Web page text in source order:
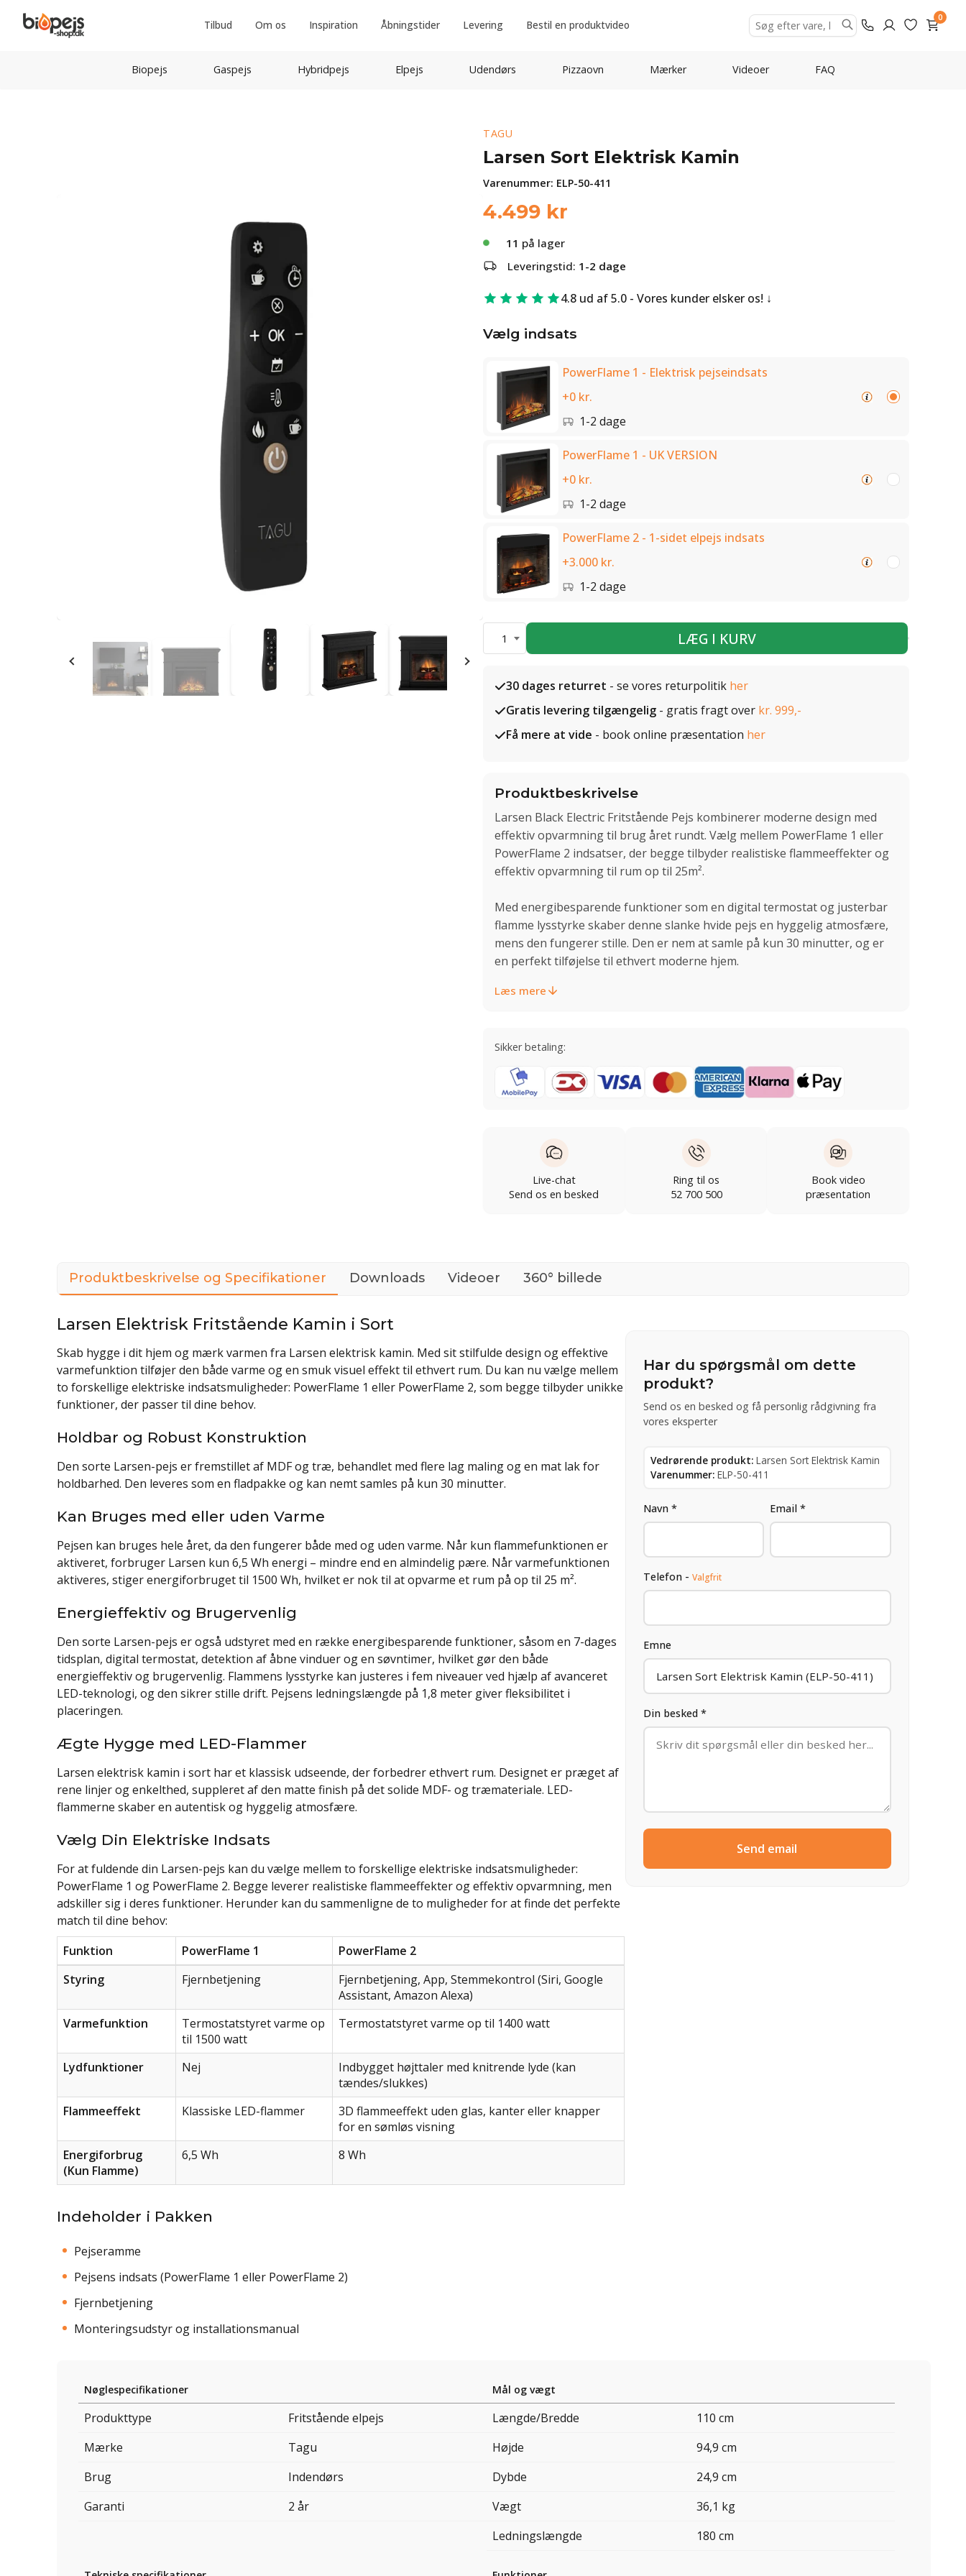
Tilbud Om os Inspiration Åbningstider Levering Bestil en produktvideo
0
Biopejs Gaspejs Hybridpejs Elpejs Udendørs Pizzaovn Mærker Videoer FAQ
TAGU
Larsen Sort Elektrisk Kamin
Varenummer: ELP-50-411
4.499 kr
11 på lager
Leveringstid: 1-2 dage
4.8 ud af 5.0 - Vores kunder elsker os!
Vælg indsats
PowerFlame 1 - Elektrisk pejseindsats
+0 kr.
1-2 dage
PowerFlame 1 - UK VERSION
+0 kr.
1-2 dage
PowerFlame 2 - 1-sidet elpejs indsats
+3.000 kr.
1-2 dage
1 LÆG I KURV
30 dages returret - se vores returpolitik her
Gratis levering tilgængelig - gratis fragt over kr. 999,-
Få mere at vide - book online præsentation her
Produktbeskrivelse
Larsen Black Electric Fritstående Pejs kombinerer moderne design med
effektiv opvarmning til brug året rundt. Vælg mellem PowerFlame 1 eller
PowerFlame 2 indsatser, der begge tilbyder realistiske flammeeffekter og
effektiv opvarmning til rum op til 25m².
Med energibesparende funktioner som en digital termostat og justerbar
flamme lysstyrke skaber denne slanke hvide pejs en hyggelig atmosfære,
mens den fungerer stille. Den er nem at samle på kun 30 minutter, og er
en perfekt tilføjelse til ethvert moderne hjem.
Læs mere
Sikker betaling:
Live-chat
Send os en besked
Ring til os
52 700 500
Book video
præsentation
Produktbeskrivelse og Specifikationer Downloads Videoer 360° billede
Larsen Elektrisk Fritstående Kamin i Sort
Skab hygge i dit hjem og mærk varmen fra Larsen elektrisk kamin. Med sit stilfulde design og effektive
varmefunktion tilføjer den både varme og en smuk visuel effekt til ethvert rum. Du kan nu vælge mellem
to forskellige elektriske indsatsmuligheder: PowerFlame 1 eller PowerFlame 2, som begge tilbyder unikke
funktioner, der passer til dine behov.
Holdbar og Robust Konstruktion
Den sorte Larsen-pejs er fremstillet af MDF og træ, behandlet med flere lag maling og en mat lak for
holdbarhed. Den leveres som en fladpakke og kan nemt samles på kun 30 minutter.
Kan Bruges med eller uden Varme
Pejsen kan bruges hele året, da den fungerer både med og uden varme. Når kun flammefunktionen er
aktiveret, forbruger Larsen kun 6,5 Wh energi – mindre end en almindelig pære. Når varmefunktionen
aktiveres, stiger energiforbruget til 1500 Wh, hvilket er nok til at opvarme et rum på op til 25 m².
Energieffektiv og Brugervenlig
Den sorte Larsen-pejs er også udstyret med en række energibesparende funktioner, såsom en 7-dages
tidsplan, digital termostat, detektion af åbne vinduer og en søvntimer, hvilket gør den både
energieffektiv og brugervenlig. Flammens lysstyrke kan justeres i fem niveauer ved hjælp af avanceret
LED-teknologi, og den sikrer stille drift. Pejsens ledningslængde på 1,8 meter giver fleksibilitet i
placeringen.
Ægte Hygge med LED-Flammer
Larsen elektrisk kamin i sort har et klassisk udseende, der forbedrer ethvert rum. Designet er præget af
rene linjer og enkelthed, suppleret af den matte finish på det solide MDF- og træmateriale. LED-
flammerne skaber en autentisk og hyggelig atmosfære.
Vælg Din Elektriske Indsats
For at fuldende din Larsen-pejs kan du vælge mellem to forskellige elektriske indsatsmuligheder:
PowerFlame 1 og PowerFlame 2. Begge leverer realistiske flammeeffekter og effektiv opvarmning, men
adskiller sig i deres funktioner. Herunder kan du sammenligne de to muligheder for at finde det perfekte
match til dine behov:
Funktion
PowerFlame 1
PowerFlame 2
Styring
Fjernbetjening
Fjernbetjening, App, Stemmekontrol (Siri, Google
Assistant, Amazon Alexa)
Varmefunktion
Termostatstyret varme op
til 1500 watt
Termostatstyret varme op til 1400 watt
Lydfunktioner Nej
Indbygget højttaler med knitrende lyde (kan
tændes/slukkes)
Flammeeffekt
Klassiske LED-flammer
3D flammeeffekt uden glas, kanter eller knapper
for en sømløs visning
Energiforbrug
(Kun Flamme)
6,5 Wh 8 Wh
Indeholder i Pakken
Pejseramme
Pejsens indsats (PowerFlame 1 eller PowerFlame 2)
Fjernbetjening
Monteringsudstyr og installationsmanual
Har du spørgsmål om dette
produkt?
Send os en besked og få personlig rådgivning fra
vores eksperter
Vedrørende produkt: Larsen Sort Elektrisk Kamin
Varenummer: ELP-50-411
Navn * Email *
Telefon - Valgfrit
Emne
Din besked *
Send email
Nøglespecifikationer
Produkttype
Fritstående elpejs
Mærke
Tagu
Brug
Indendørs
Garanti
2 år
Mål og vægt
Længde/Bredde
110 cm
Højde
94,9 cm
Dybde
24,9 cm
Vægt
36,1 kg
Ledningslængde
180 cm